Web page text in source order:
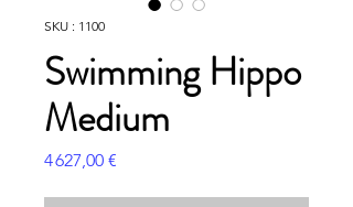
SKU : 1100
Swimming Hippo
Medium
4 627,00 €